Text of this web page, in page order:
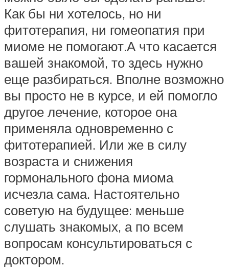
Как бы ни хотелось, но ни
фитотерапия, ни гомеопатия при
миоме не помогают.А что касается
вашей знакомой, то здесь нужно
еще разбираться. Вполне возможно
вы просто не в курсе, и ей помогло
другое лечение, которое она
применяла одновременно с
фитотерапией. Или же в силу
возраста и снижения
гормонального фона миома
исчезла сама. Настоятельно
советую на будущее: меньше
слушать знакомых, а по всем
вопросам консультироваться с
доктором.